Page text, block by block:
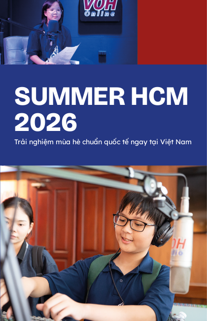
Trải nghiệm mùa hè chuẩn quốc tế ngay tại Việt Nam
SUMMER HCM
2026